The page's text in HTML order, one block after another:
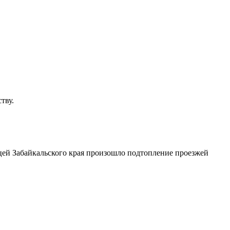
Забайкальского края произошло подтопление проезжей